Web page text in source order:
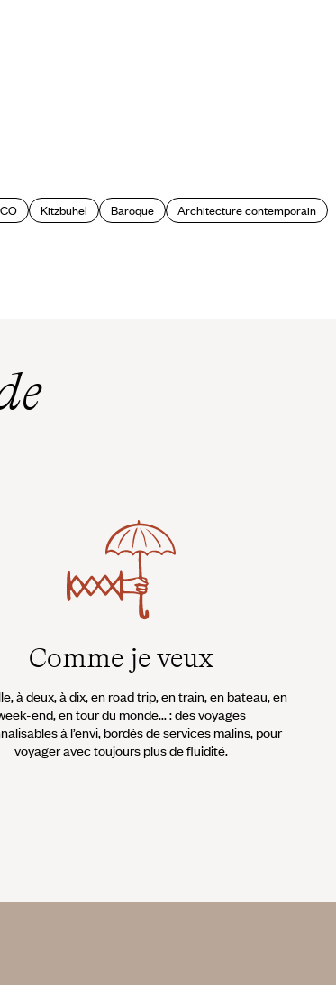
Kitzbuhel Baroque
Architecture contemporain
Comme je veux
à deux, à dix, en road trip, en train, en bateau, en
end, en tour du monde... : des voyages
à l’envi, bordés de services malins, pour
voyager avec toujours plus de fluidité.